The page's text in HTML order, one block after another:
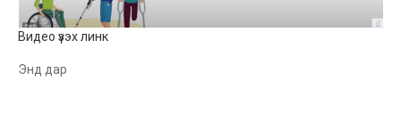
Видео үзэх линк
Энд дар